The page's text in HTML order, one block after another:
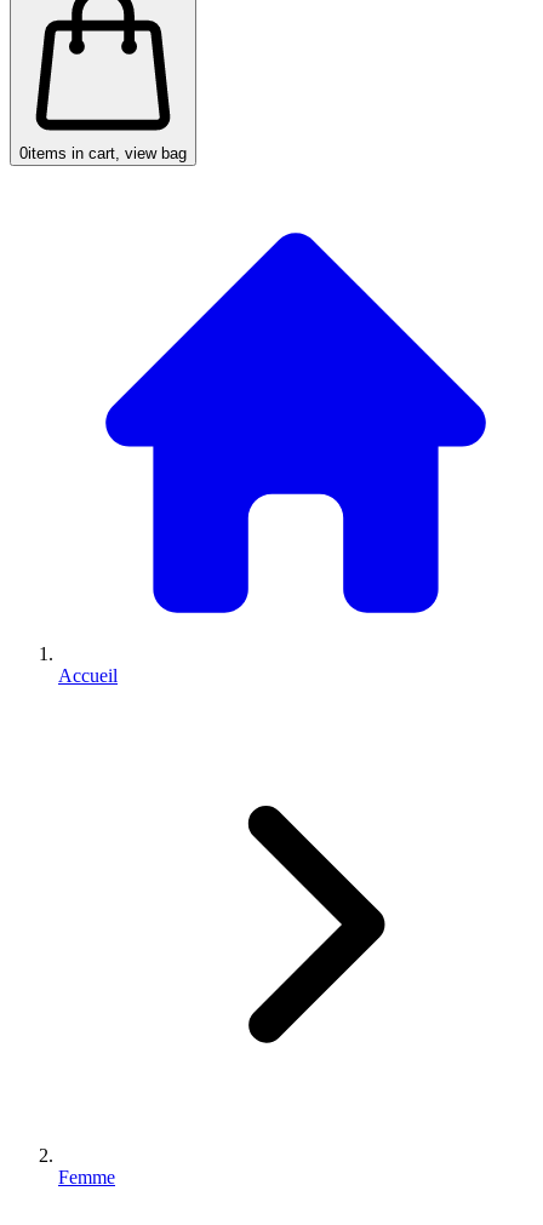
0items in cart, view bag
Accueil
Femme